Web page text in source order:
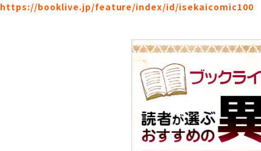
https://booklive.jp/feature/index/id/isekaicomic100